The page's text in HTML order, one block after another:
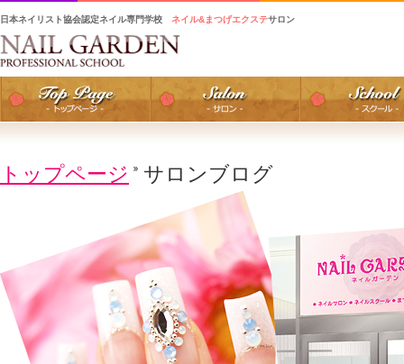
日本ネイリスト協会認定ネイル専門学校 ネイル&まつげエクステサロン
トップページ サロンブログ